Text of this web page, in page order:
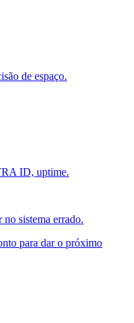
de espaço.
ID, uptime.
sistema errado.
para dar o próximo